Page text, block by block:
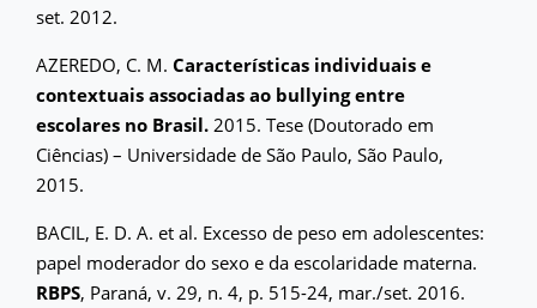
set. 2012.
AZEREDO, C. M. Características individuais e
contextuais associadas ao bullying entre
escolares no Brasil. 2015. Tese (Doutorado em
Ciências) – Universidade de São Paulo, São Paulo,
2015.
BACIL, E. D. A. et al. Excesso de peso em adolescentes:
papel moderador do sexo e da escolaridade materna.
RBPS, Paraná, v. 29, n. 4, p. 515-24, mar./set. 2016.